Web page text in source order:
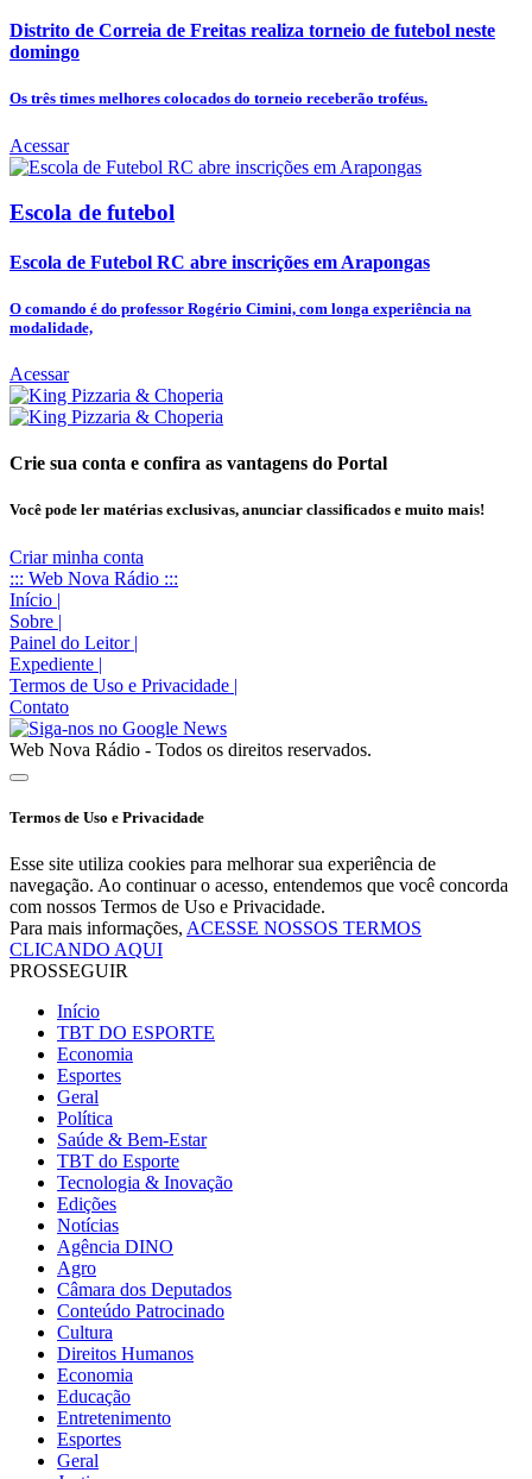
Distrito de Correia de Freitas realiza torneio de futebol neste
domingo
Os três times melhores colocados do torneio receberão troféus.
Acessar
Escola de futebol
Escola de Futebol RC abre inscrições em Arapongas
O comando é do professor Rogério Cimini, com longa experiência na
modalidade,
Acessar
Crie sua conta e confira as vantagens do Portal
Você pode ler matérias exclusivas, anunciar classificados e muito mais!
Criar minha conta
::: Web Nova Rádio :::
Início |
Sobre |
Painel do Leitor |
Expediente |
Termos de Uso e Privacidade |
Contato
Web Nova Rádio - Todos os direitos reservados.
Termos de Uso e Privacidade
Esse site utiliza cookies para melhorar sua experiência de
navegação. Ao continuar o acesso, entendemos que você concorda
com nossos Termos de Uso e Privacidade.
Para mais informações, ACESSE NOSSOS TERMOS
CLICANDO AQUI
PROSSEGUIR
Início
TBT DO ESPORTE
Economia
Esportes
Geral
Política
Saúde & Bem-Estar
TBT do Esporte
Tecnologia & Inovação
Edições
Notícias
Agência DINO
Agro
Câmara dos Deputados
Conteúdo Patrocinado
Cultura
Direitos Humanos
Economia
Educação
Entretenimento
Esportes
Geral